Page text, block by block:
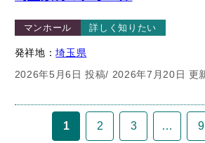
マンホール 詳しく知りたい
発祥地：埼玉県
2026年5月6日 投稿/ 2026年7月20日 更
1 2 3 … 9